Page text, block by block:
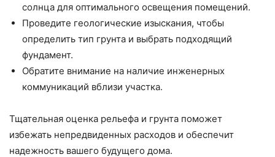
солнца для оптимального освещения помещений.
Проведите геологические изыскания, чтобы
определить тип грунта и выбрать подходящий
фундамент.
Обратите внимание на наличие инженерных
коммуникаций вблизи участка.
Тщательная оценка рельефа и грунта поможет
избежать непредвиденных расходов и обеспечит
надежность вашего будущего дома.